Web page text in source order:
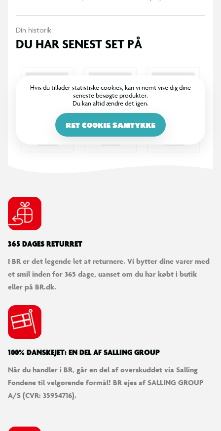
Din historik
DU HAR SENEST SET PÅ
Hvis du tillader statistiske cookies, kan vi nemt vise dig dine
seneste besøgte produkter.
Du kan altid ændre det igen.
RET COOKIE SAMTYKKE
365 DAGES RETURRET
I BR er det legende let at returnere. Vi bytter dine varer med
et smil inden for 365 dage, uanset om du har købt i butik
eller på BR.dk.
100% DANSKEJET: EN DEL AF SALLING GROUP
Når du handler i BR, går en del af overskuddet via Salling
Fondene til velgørende formål! BR ejes af SALLING GROUP
A/S (CVR: 35954716).